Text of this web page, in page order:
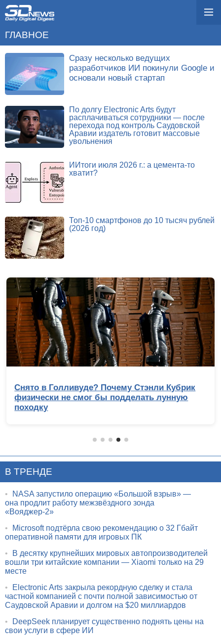
ГЛАВНОЕ
Сразу несколько ведущих
разработчиков ИИ покинули Google и
основали новый стартап
По долгу Electronic Arts будут
расплачиваться сотрудники — после
перехода под контроль Саудовской
Аравии издатель готовит массовые
увольнения
ИИтоги июля 2026 г.: а цемента-то
хватит?
Топ-10 смартфонов до 10 тысяч рублей
(2026 год)
Снято в Голливуде? Почему Стэнли Кубрик
физически не смог бы подделать лунную
походку
В ТРЕНДЕ
•
NASA запустило операцию «Большой взрыв» —
она продлит работу межзвёздного зонда
«Вояджер-2»
•
Microsoft подтёрла свою рекомендацию о 32 Гбайт
оперативной памяти для игровых ПК
•
В десятку крупнейших мировых автопроизводителей
вошли три китайские компании — Xiaomi только на 29
месте
•
Electronic Arts закрыла рекордную сделку и стала
частной компанией с почти полной зависимостью от
Саудовской Аравии и долгом на $20 миллиардов
•
DeepSeek планирует существенно поднять цены на
свои услуги в сфере ИИ